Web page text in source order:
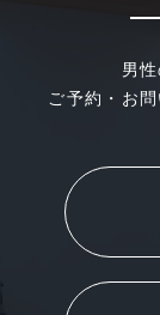
男
ご予約・お